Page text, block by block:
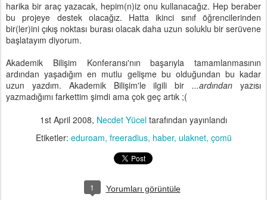
harika bir araç yazacak, hepim(n)iz onu kullanacağız. Hep beraber
bu projeye destek olacağız. Hatta ikinci sınıf öğrencilerinden
bir(ler)ini çıkış noktası burası olacak daha uzun soluklu bir serüvene
başlatayım diyorum.
Akademik Bilişim Konferansı'nın başarıyla tamamlanmasının
ardından yaşadığım en mutlu gelişme bu olduğundan bu kadar
uzun yazdım. Akademik Bilişim'le ilgili bir...ardından yazısı
yazmadığımı farkettim şimdi ama çok geç artık ;(
1st April 2008, Necdet Yücel tarafından yayınlandı
Etiketler: eduroam freeradius haber ulaknet çomü
1 Yorumları görüntüle